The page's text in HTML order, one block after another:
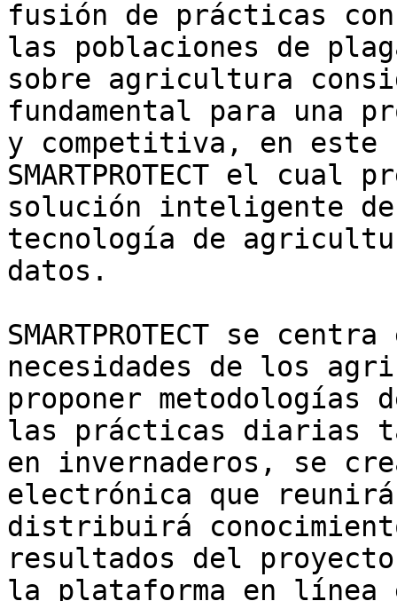
fusión de prácticas
las poblaciones de
sobre agricultura
fundamental para una
y competitiva, en este
SMARTPROTECT el
solución inteligente de
tecnología de
datos.
SMARTPROTECT se
necesidades de los
proponer metodologías
las prácticas diarias
en invernaderos, se
electrónica que
distribuirá
resultados del
la plataforma en línea